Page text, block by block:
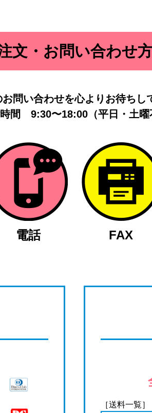
文・お問い合わせ
問い合わせを心よりお待ちし
時間 9:30〜18:00（平日・土曜
電話 FAX
［送料一覧］